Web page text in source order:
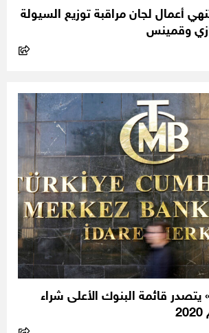
أعمال لجان مراقبة توزيع السيولة
وقمينس
يتصدر قائمة البنوك الأعلى شراء